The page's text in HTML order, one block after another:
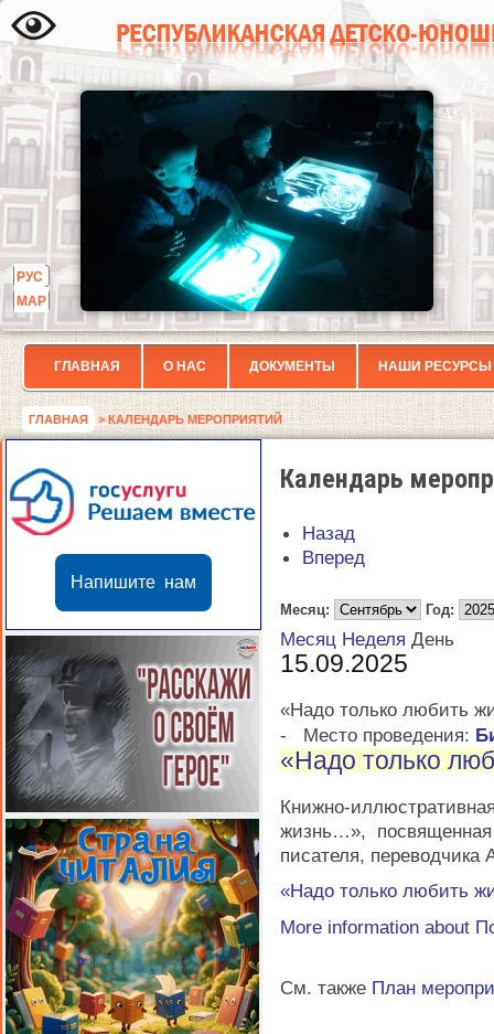
РУС
МАР
ГЛАВНАЯ О НАС ДОКУМЕНТЫ НАШИ РЕСУРСЫ
ГЛАВНАЯ > КАЛЕНДАРЬ МЕРОПРИЯТИЙ
Напишите нам
Календарь
Назад
Вперед
Месяц: Год:
Месяц Неделя День
15.09.2025
«Надо только любить
-
Место проведения:
«Надо только
Книжно-
жизнь…»,
писателя, переводчика
«Надо только любить
More information about
См. также План